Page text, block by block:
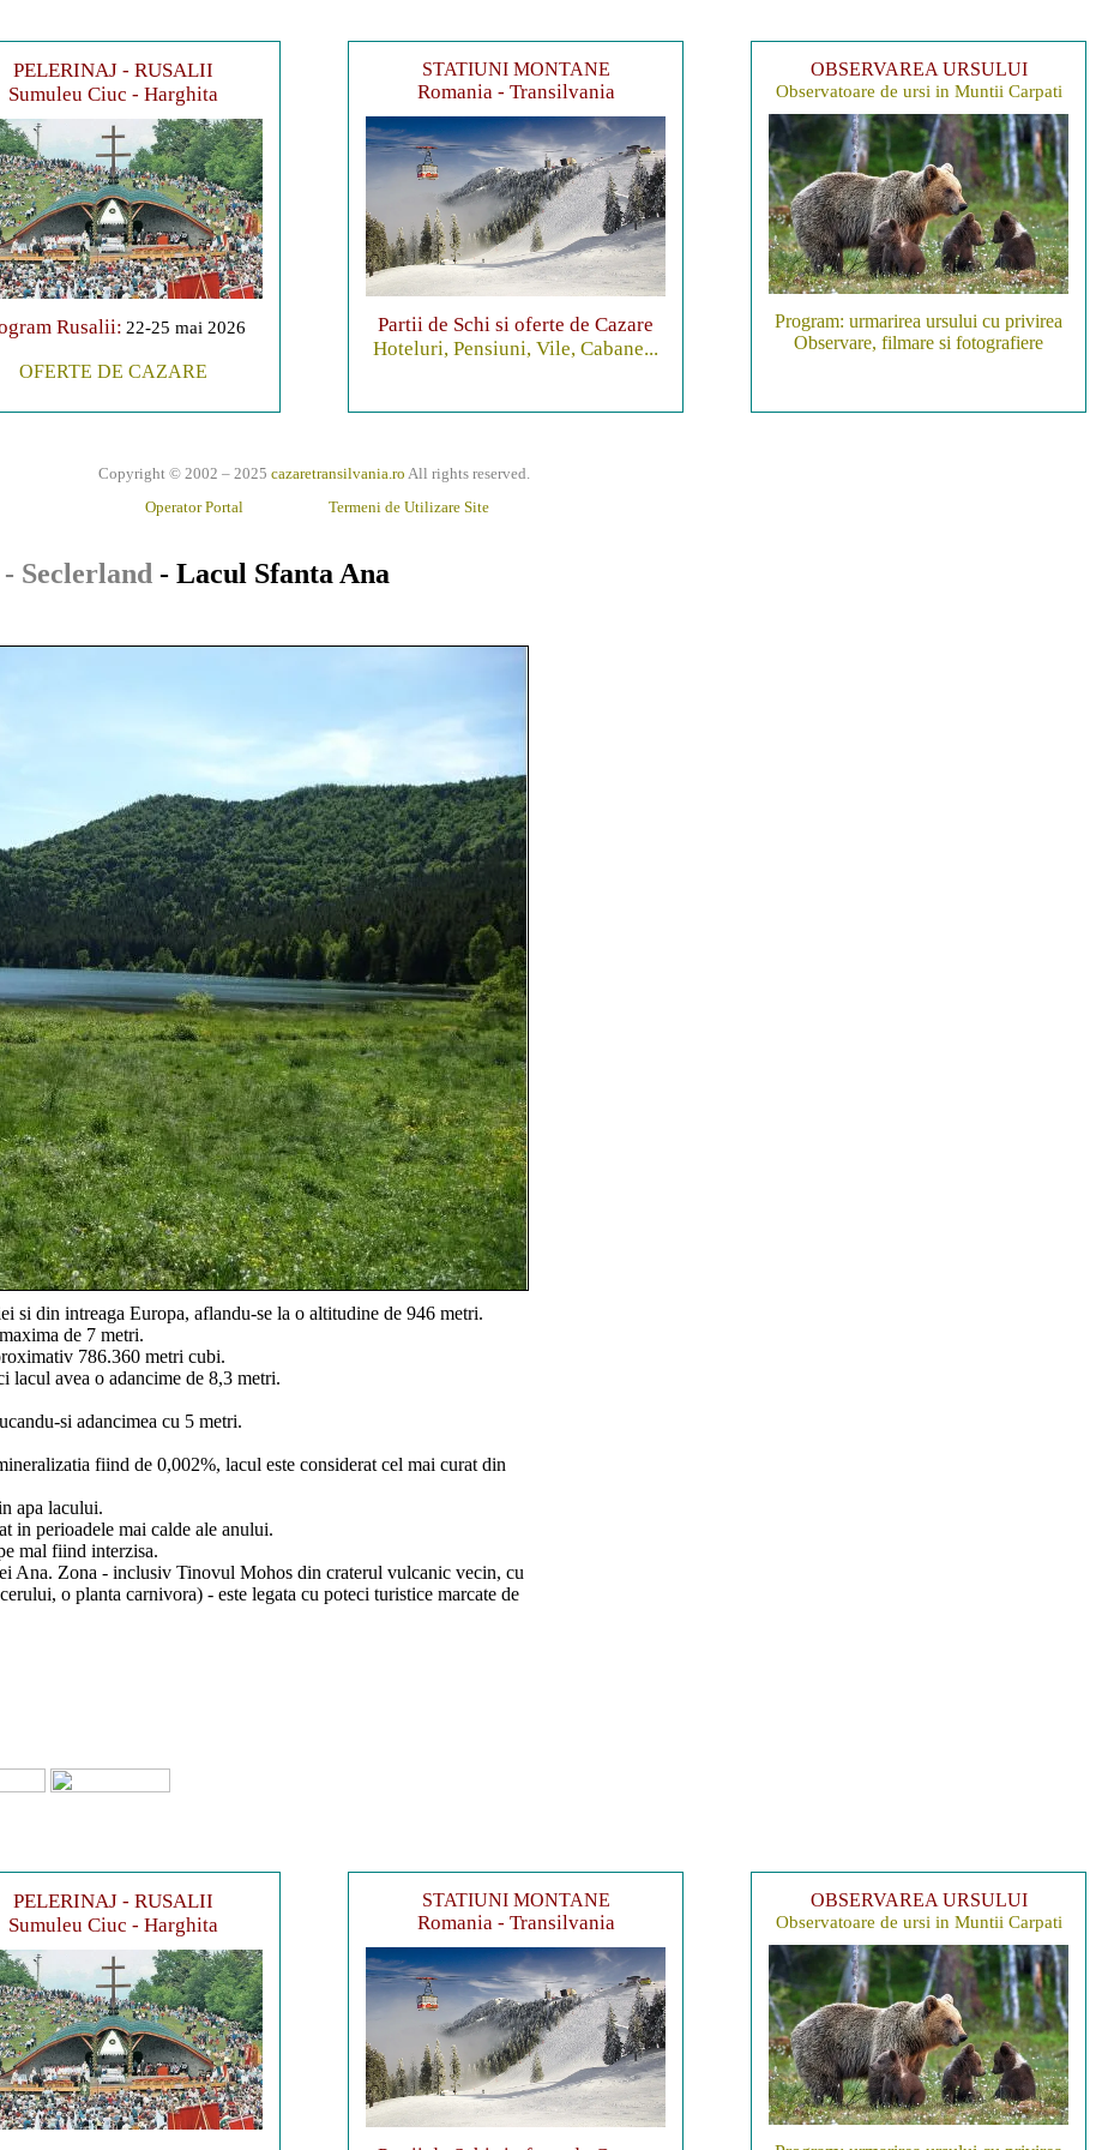
PELERINAJ - RUSALII
Sumuleu Ciuc - Harghita
Rusalii: 22-25 mai 2026
OFERTE DE CAZARE
STATIUNI MONTANE
Romania - Transilvania
Partii de Schi si oferte de Cazare
Hoteluri, Pensiuni, Vile, Cabane...
OBSERVAREA URSULUI
Observatoare de ursi in Muntii Carpati
Program: urmarirea ursului cu privirea
Observare, filmare si fotografiere
Copyright © 2002 – 2025 cazaretransilvania.ro All rights reserved.
Operator Portal
Termeni de Utilizare Site
Seclerland - Lacul Sfanta Ana
si din intreaga Europa, aflandu-se la o altitudine de 946 metri.
de 7 metri.
786.360 metri cubi.
lacul avea o adancime de 8,3 metri.
si adancimea cu 5 metri.
fiind de 0,002%, lacul este considerat cel mai curat din
apa lacului.
in perioadele mai calde ale anului.
mal fiind interzisa.
Ana. Zona - inclusiv Tinovul Mohos din craterul vulcanic vecin, cu
o planta carnivora) - este legata cu poteci turistice marcate de
PELERINAJ - RUSALII
Sumuleu Ciuc - Harghita
STATIUNI MONTANE
Romania - Transilvania
OBSERVAREA URSULUI
Observatoare de ursi in Muntii Carpati